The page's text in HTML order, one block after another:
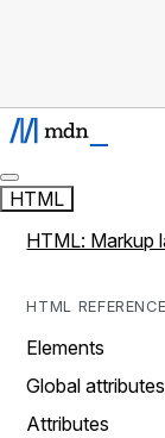
HTML
HTML: Markup
HTML REFERENCE
Elements
Global attributes
Attributes